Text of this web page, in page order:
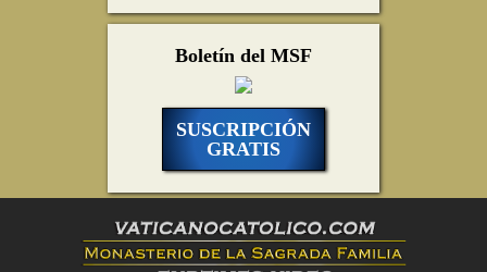
Boletín del MSF
SUSCRIPCIÓN
GRATIS